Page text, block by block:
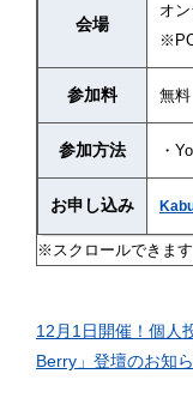
会場
オ
参加料 無料
参加方法 ・
お申し込み
12月1日開催！個人
Berry」登壇のお知